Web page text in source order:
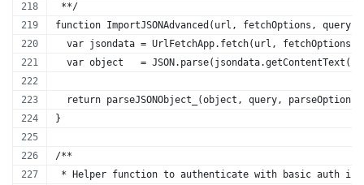
**/
function ImportJSONAdvanced(url, fetchOptions,
  var jsondata = UrlFetchApp.fetch(url, fetchOptions);
var object   =
return parseJSONObject_(object, query,
}
/**
* Helper function to authenticate with basic auth